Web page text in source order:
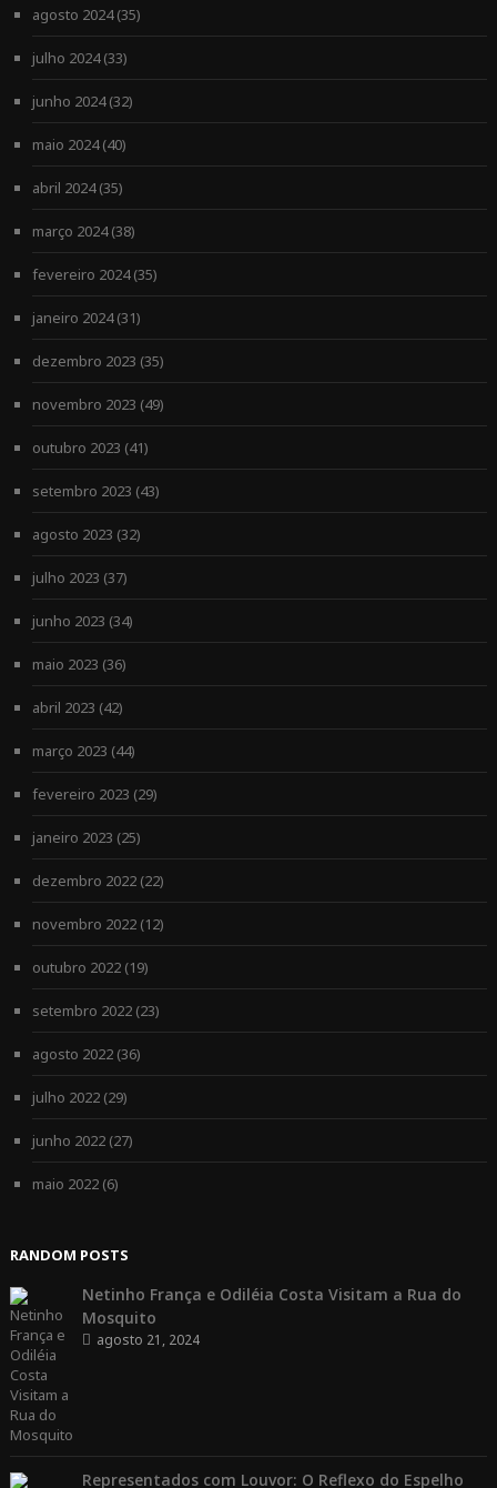
agosto 2024(35)
julho 2024(33)
junho 2024(32)
maio 2024(40)
abril 2024(35)
março 2024(38)
fevereiro 2024(35)
janeiro 2024(31)
dezembro 2023 (35)
novembro 2023 (49)
outubro 2023 (41)
setembro 2023 (43)
agosto 2023 (32)
julho 2023 (37)
junho 2023 (34)
maio 2023 (36)
abril 2023 (42)
março 2023 (44)
fevereiro 2023 (29)
janeiro 2023 (25)
dezembro 2022(22)
novembro 2022(12)
outubro 2022(19)
setembro 2022(23)
agosto 2022(36)
julho 2022(29)
junho 2022(27)
maio 2022(6)
RANDOM POSTS
Netinho França e Odiléia Costa Visitam a Rua do
Mosquito
agosto 21, 2024
Representados com Louvor: O Reflexo do Espelho